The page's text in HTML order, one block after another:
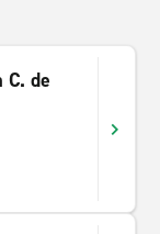
C. de